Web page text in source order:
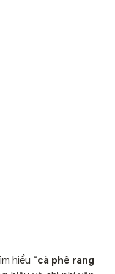
hiểu “cà phê rang